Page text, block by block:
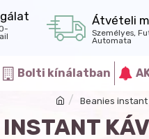
Átvételi
Személyes,
Automata
Bolti kínálatban
Beanies